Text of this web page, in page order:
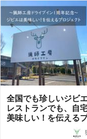
全国でも珍しいジビ
レストランでも、自
美味しい！を伝える